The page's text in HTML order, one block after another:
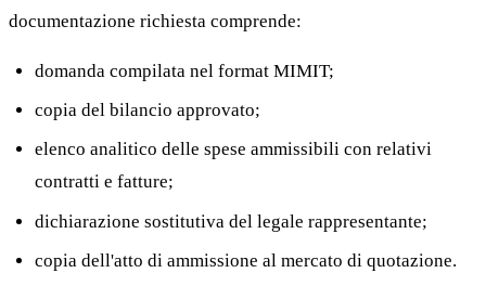
documentazione richiesta comprende:
domanda compilata nel format MIMIT;
copia del bilancio approvato;
elenco analitico delle spese ammissibili con relativi
contratti e fatture;
dichiarazione sostitutiva del legale rappresentante;
copia dell'atto di ammissione al mercato di quotazione.